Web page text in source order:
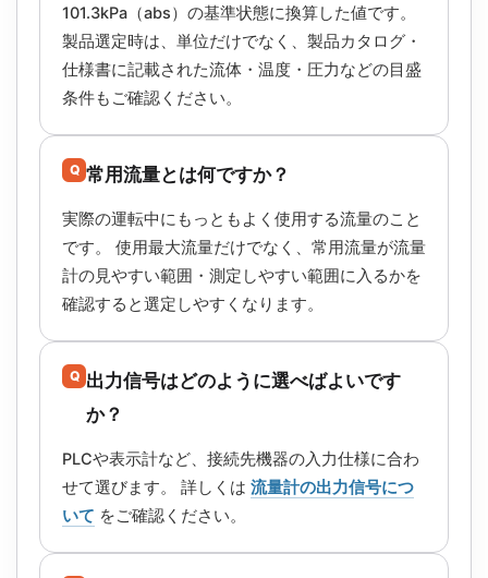
101.3kPa（abs）の基準状態に換算した値です。
製品選定時は、単位だけでなく、製品カタログ・
仕様書に記載された流体・温度・圧力などの目盛
条件もご確認ください。
Q 常用流量とは何ですか？
実際の運転中にもっともよく使用する流量のこと
です。 使用最大流量だけでなく、常用流量が流量
計の見やすい範囲・測定しやすい範囲に入るかを
確認すると選定しやすくなります。
Q 出力信号はどのように選べばよいです
か？
PLCや表示計など、接続先機器の入力仕様に合わ
せて選びます。 詳しくは 流量計の出力信号につ
いて をご確認ください。